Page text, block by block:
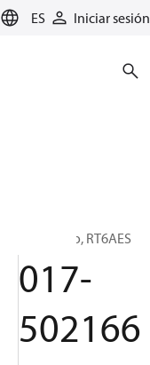
ES Iniciar sesión
cooling
Presostato, RT6AES
017-
502166